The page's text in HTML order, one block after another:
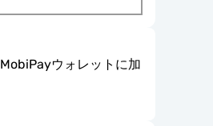
MobiPayウォレットに加